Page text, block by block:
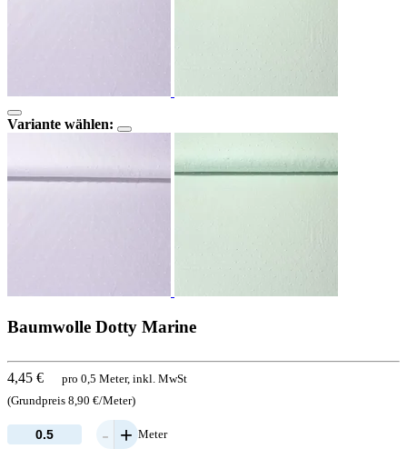
Variante wählen:
Baumwolle Dotty Marine
4,45 €
pro 0,5 Meter, inkl. MwSt
(Grundpreis 8,90 €/Meter)
- + Meter